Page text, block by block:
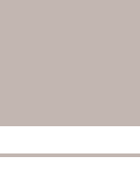
se v novém
((otevře se v